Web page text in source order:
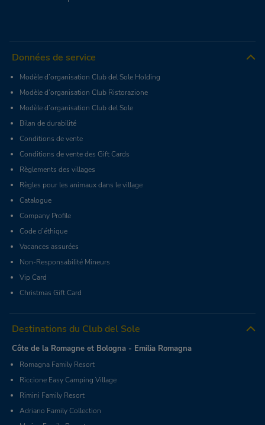
Données de service
Modèle d’organisation Club del Sole Holding
Modèle d’organisation Club Ristorazione
Modèle d’organisation Club del Sole
Bilan de durabilité
Conditions de vente
Conditions de vente des Gift Cards
Règlements des villages
Règles pour les animaux dans le village
Catalogue
Company Profile
Code d’éthique
Vacances assurées
Non-Responsabilité Mineurs
Vip Card
Christmas Gift Card
Destinations du Club del Sole
Côte de la Romagne et Bologna - Emilia Romagna
Romagna Family Resort
Riccione Easy Camping Village
Rimini Family Resort
Adriano Family Collection